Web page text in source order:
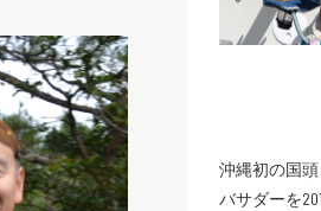
沖縄初の国
バサダーを